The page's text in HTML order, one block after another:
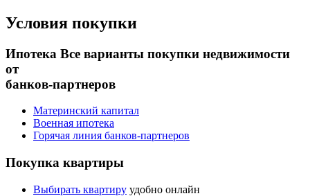
Условия покупки
Ипотека Все варианты покупки недвижимости
от
банков-партнеров
Материнский капитал
Военная ипотека
Горячая линия банков-партнеров
Покупка квартиры
Выбирать квартиру удобно онлайн